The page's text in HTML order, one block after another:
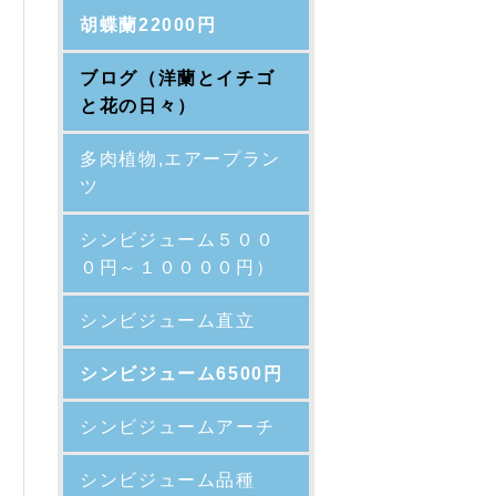
胡蝶蘭22000円
ブログ（洋蘭とイチゴ
と花の日々）
多肉植物,エアープラン
ツ
シンビジューム５００
０円～１００００円）
シンビジューム直立
シンビジューム6500円
シンビジュームアーチ
シンビジューム品種